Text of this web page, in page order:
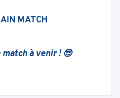
MATCH
match à venir ! 😎